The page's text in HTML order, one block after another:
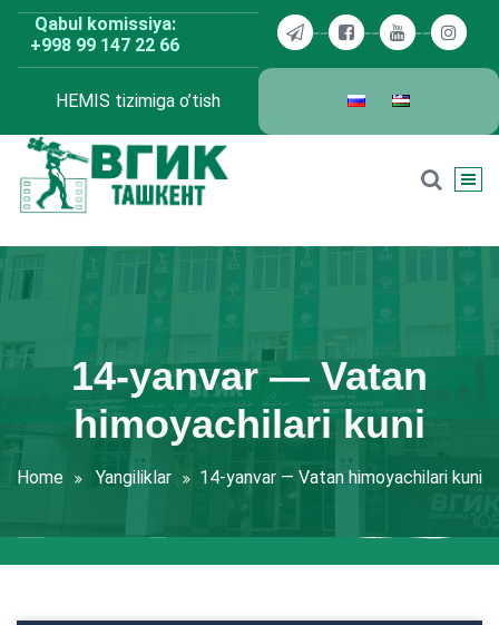
Skip
content
Qabul komissiya:
+998 99 147 22 66
HEMIS tizimiga o’tish
14-yanvar — Vatan
himoyachilari kuni
Home Yangiliklar 14-yanvar — Vatan himoyachilari kuni